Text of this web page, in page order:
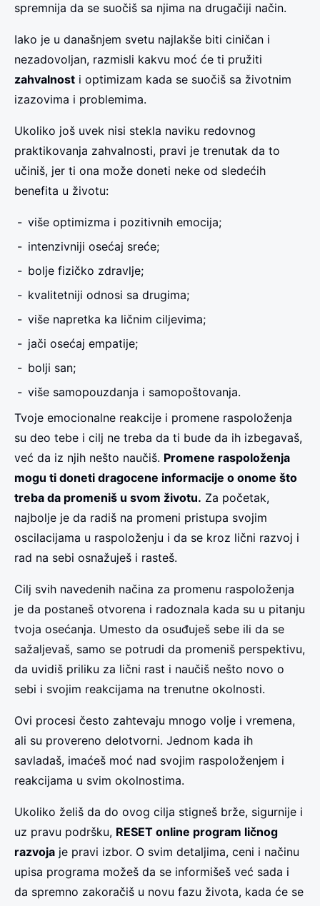
spremnija da se suočiš sa njima na drugačiji način.
Iako je u današnjem svetu najlakše biti ciničan i
nezadovoljan, razmisli kakvu moć će ti pružiti
zahvalnost i optimizam kada se suočiš sa životnim
izazovima i problemima.
Ukoliko još uvek nisi stekla naviku redovnog
praktikovanja zahvalnosti, pravi je trenutak da to
učiniš, jer ti ona može doneti neke od sledećih
benefita u životu:
više optimizma i pozitivnih emocija;
intenzivniji osećaj sreće;
bolje fizičko zdravlje;
kvalitetniji odnosi sa drugima;
više napretka ka ličnim ciljevima;
jači osećaj empatije;
bolji san;
više samopouzdanja i samopoštovanja.
Tvoje emocionalne reakcije i promene raspoloženja
su deo tebe i cilj ne treba da ti bude da ih izbegavaš,
već da iz njih nešto naučiš. Promene raspoloženja
mogu ti doneti dragocene informacije o onome što
treba da promeniš u svom životu. Za početak,
najbolje je da radiš na promeni pristupa svojim
oscilacijama u raspoloženju i da se kroz lični razvoj i
rad na sebi osnažuješ i rasteš.
Cilj svih navedenih načina za promenu raspoloženja
je da postaneš otvorena i radoznala kada su u pitanju
tvoja osećanja. Umesto da osuđuješ sebe ili da se
sažaljevaš, samo se potrudi da promeniš perspektivu,
da uvidiš priliku za lični rast i naučiš nešto novo o
sebi i svojim reakcijama na trenutne okolnosti.
Ovi procesi često zahtevaju mnogo volje i vremena,
ali su provereno delotvorni. Jednom kada ih
savladaš, imaćeš moć nad svojim raspoloženjem i
reakcijama u svim okolnostima.
Ukoliko želiš da do ovog cilja stigneš brže, sigurnije i
uz pravu podršku, RESET online program ličnog
razvoja je pravi izbor. O svim detaljima, ceni i načinu
upisa programa možeš da se informišeš već sada i
da spremno zakoračiš u novu fazu života, kada će se